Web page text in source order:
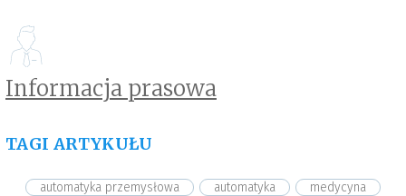
Informacja prasowa
TAGI ARTYKUŁU
automatyka przemysłowa automatyka medycyna